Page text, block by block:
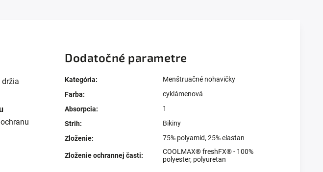
Dodatočné parametre
Kategória:
Menštruačné nohavičky
Farba:
cyklámenová
Absorpcia:
1
Strih:
Bikiny
Zloženie: 75% polyamid, 25% elastan
Zloženie ochrannej časti:
COOLMAX® freshFX® - 100%
polyester, polyuretan